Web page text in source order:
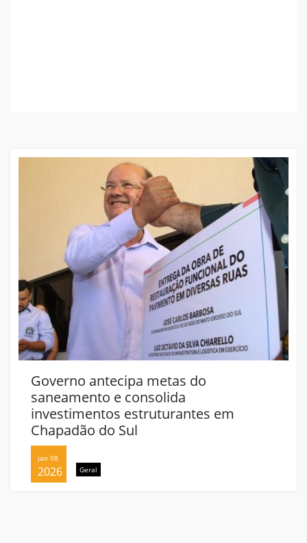
Governo antecipa metas do
saneamento e consolida
investimentos estruturantes em
Chapadão do Sul
jan 08
2026 Geral